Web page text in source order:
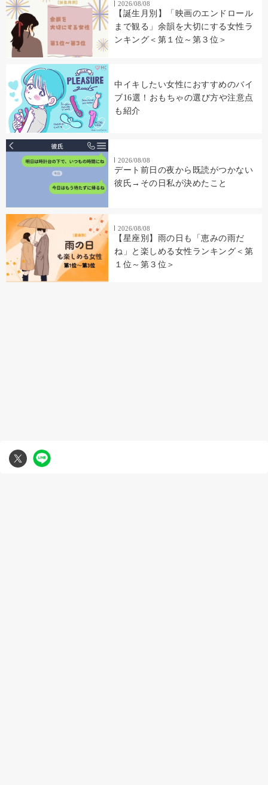
2026/08/08
【誕生月別】「映画のエンドロール
まで観る」余韻を大切にする女性ラ
ンキング＜第１位～第３位＞
中イキしたい女性におすすめのバイ
ブ16選！おもちゃの選び方や注意点
も紹介
2026/08/08
デート前日の夜から既読がつかない
彼氏→その日私が決めたこと
2026/08/08
【星座別】雨の日も「恵みの雨だ
ね」と楽しめる女性ランキング＜第
１位～第３位＞